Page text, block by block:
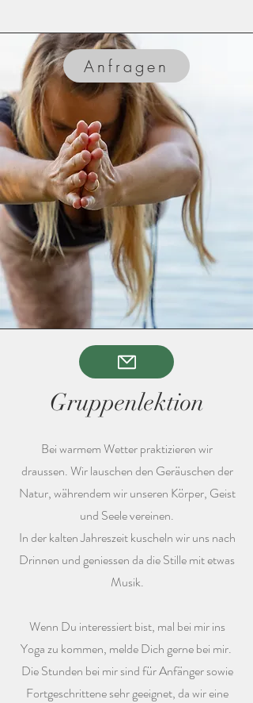
Anfragen
Gruppenlektion
Bei warmem Wetter praktizieren wir
draussen. Wir lauschen den Geräuschen der
Natur, währendem wir unseren Körper, Geist
und Seele vereinen.
In der kalten Jahreszeit kuscheln wir uns nach
Drinnen und geniessen da die Stille mit etwas
Musik.
Wenn Du interessiert bist, mal bei mir ins
Yoga zu kommen, melde Dich gerne bei mir.
Die Stunden bei mir sind für Anfänger sowie
Fortgeschrittene sehr geeignet, da wir eine